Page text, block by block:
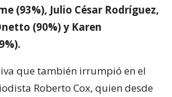
(93%), Julio César Rodríguez,
(90%) y Karen
que también irrumpió en el
Roberto Cox, quien desde